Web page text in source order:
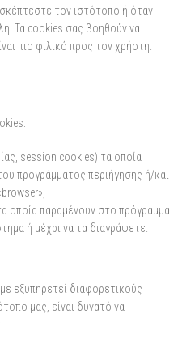
τον ιστότοπο ή όταν
Τα cookies σας βοηθούν να
πιο φιλικό προς τον χρήστη.
session cookies) τα οποία
προγράμματος περιήγησης ή/και
οποία παραμένουν στο πρόγραμμα
ή μέχρι να τα διαγράψετε.
εξυπηρετεί διαφορετικούς
μας, είναι δυνατό να